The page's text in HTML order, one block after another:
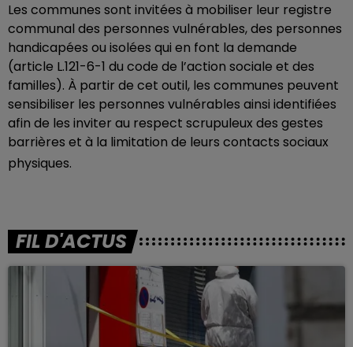
Les communes sont invitées à mobiliser leur registre
communal des personnes vulnérables, des personnes
handicapées ou isolées qui en font la demande
(article L.121-6-1 du code de l’action sociale et des
familles). À partir de cet outil, les communes peuvent
sensibiliser les personnes vulnérables ainsi identifiées
afin de les inviter au respect scrupuleux des gestes
barrières et à la limitation de leurs contacts sociaux
physiques.
FIL D'ACTUS